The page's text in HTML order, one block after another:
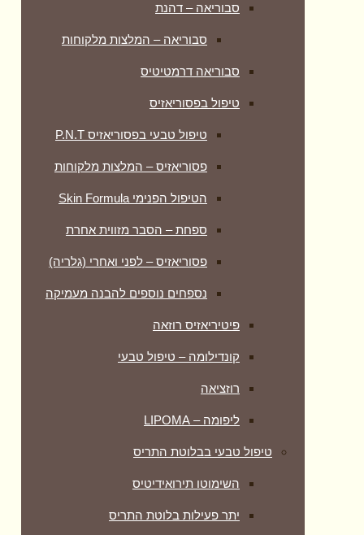
סבוריאה – דהנת
סבוריאה – המלצות מלקוחות
סבוריאה דרמטיטיס
טיפול בפסוריאזיס
טיפול טבעי בפסוריאזיס P.N.T
פסוריאזיס – המלצות מלקוחות
הטיפול הפנימי Skin Formula
ספחת – הסבר מזווית אחרת
פסוריאזיס – לפני ואחרי (גלריה)
נספחים נוספים להבנה מעמיקה
פיטיריאזיס רוזאה
קונדילומה – טיפול טבעי
רוזציאה
ליפומה – LIPOMA
טיפול טבעי בבלוטת התריס
השימוטו תירואידיטיס
יתר פעילות בלוטת התריס